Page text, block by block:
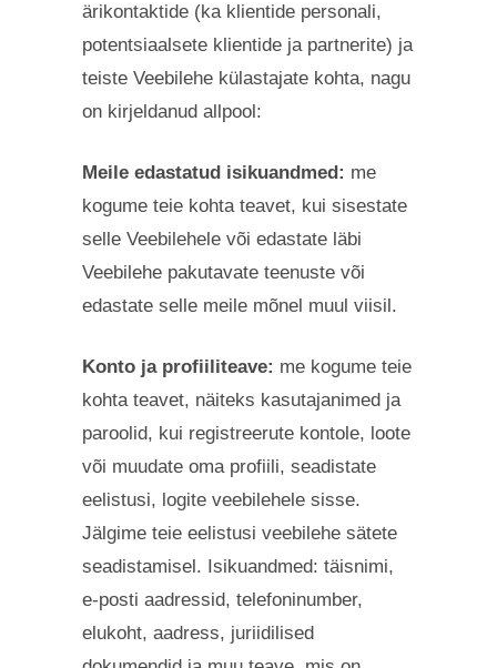
ärikontaktide (ka klientide personali,
potentsiaalsete klientide ja partnerite) ja
teiste Veebilehe külastajate kohta, nagu
on kirjeldanud allpool:
Meile edastatud isikuandmed: me
kogume teie kohta teavet, kui sisestate
selle Veebilehele või edastate läbi
Veebilehe pakutavate teenuste või
edastate selle meile mõnel muul viisil.
Konto ja profiiliteave: me kogume teie
kohta teavet, näiteks kasutajanimed ja
paroolid, kui registreerute kontole, loote
või muudate oma profiili, seadistate
eelistusi, logite veebilehele sisse.
Jälgime teie eelistusi veebilehe sätete
seadistamisel. Isikuandmed: täisnimi,
e-posti aadressid, telefoninumber,
elukoht, aadress, juriidilised